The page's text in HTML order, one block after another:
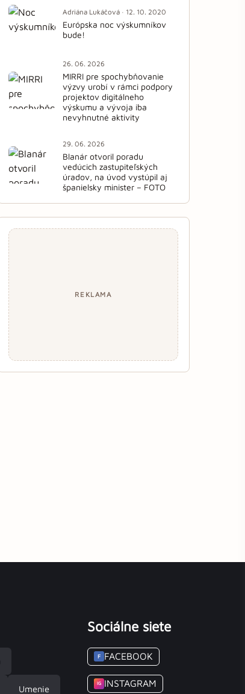
Adriána Lukáčová · 12. 10. 2020
Európska noc výskumníkov
bude!
26. 06. 2026
MIRRI pre spochybňovanie
výzvy urobí v rámci podpory
projektov digitálneho
výskumu a vývoja iba
nevyhnutné aktivity
29. 06. 2026
Blanár otvoril poradu
vedúcich zastupiteľských
úradov, na úvod vystúpil aj
španielsky minister – FOTO
REKLAMA
Umenie
Sociálne siete
F FACEBOOK
IG INSTAGRAM